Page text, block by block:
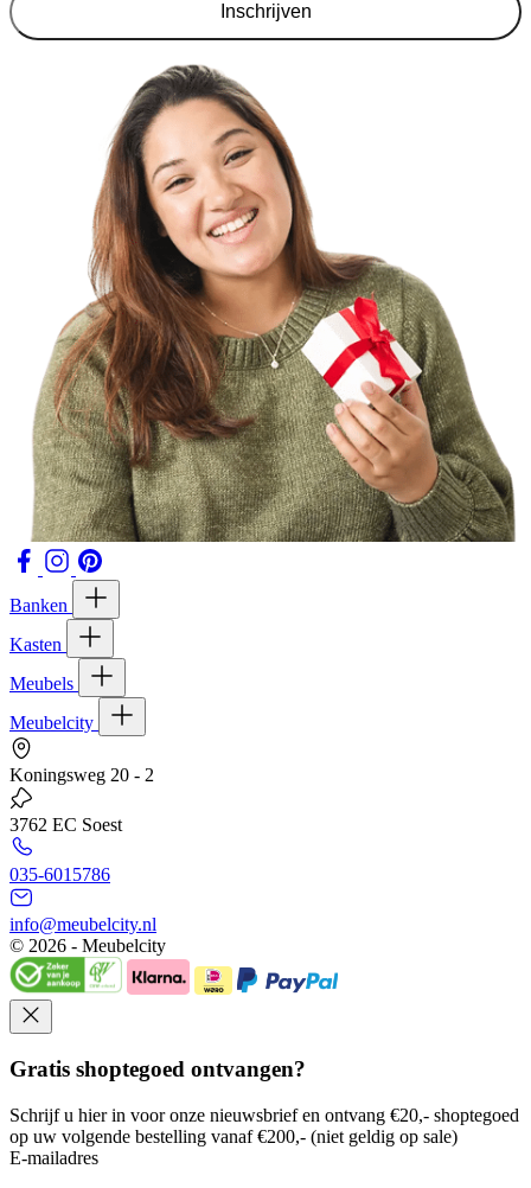
Inschrijven
Banken
Kasten
Meubels
Meubelcity
Koningsweg 20 - 2
3762 EC Soest
035-6015786
info@meubelcity.nl
© 2026 - Meubelcity
Gratis shoptegoed ontvangen?
Schrijf u hier in voor onze nieuwsbrief en ontvang €20,- shoptegoed
op uw volgende bestelling vanaf €200,- (niet geldig op sale)
E-mailadres